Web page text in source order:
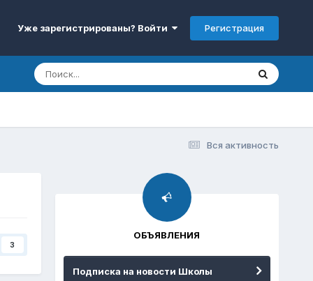
Уже зарегистрированы? Войти Регистрация
Вся активность
3
ОБЪЯВЛЕНИЯ
Подписка на новости Школы